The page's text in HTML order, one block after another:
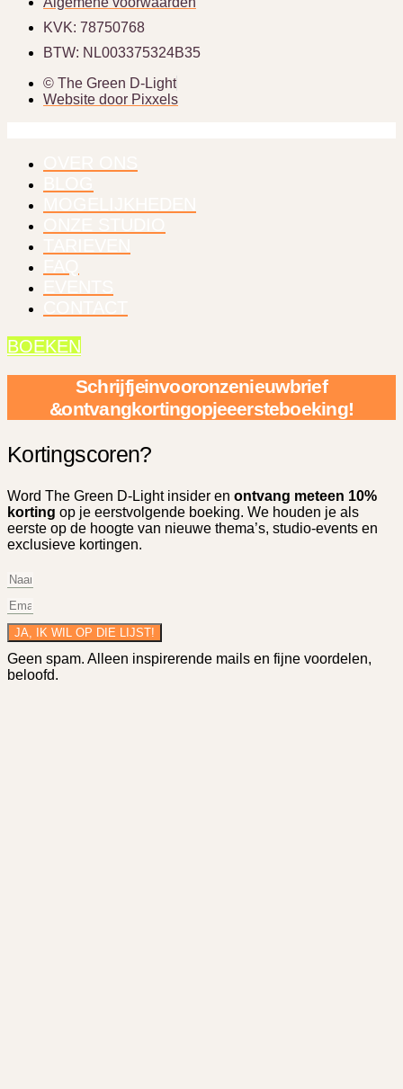
KVK: 78750768
BTW: NL003375324B35
© The Green D-Light
Website door Pixxels
BOEKEN
Schrijf je in voor onze nieuwbrief
& ontvang korting op je eerste boeking!
Korting scoren?
Word The Green D-Light insider en ontvang meteen 10%
korting op je eerstvolgende boeking. We houden je als
eerste op de hoogte van nieuwe thema’s, studio-events en
exclusieve kortingen.
JA, IK WIL OP DIE LIJST!
Geen spam. Alleen inspirerende mails en fijne voordelen,
beloofd.